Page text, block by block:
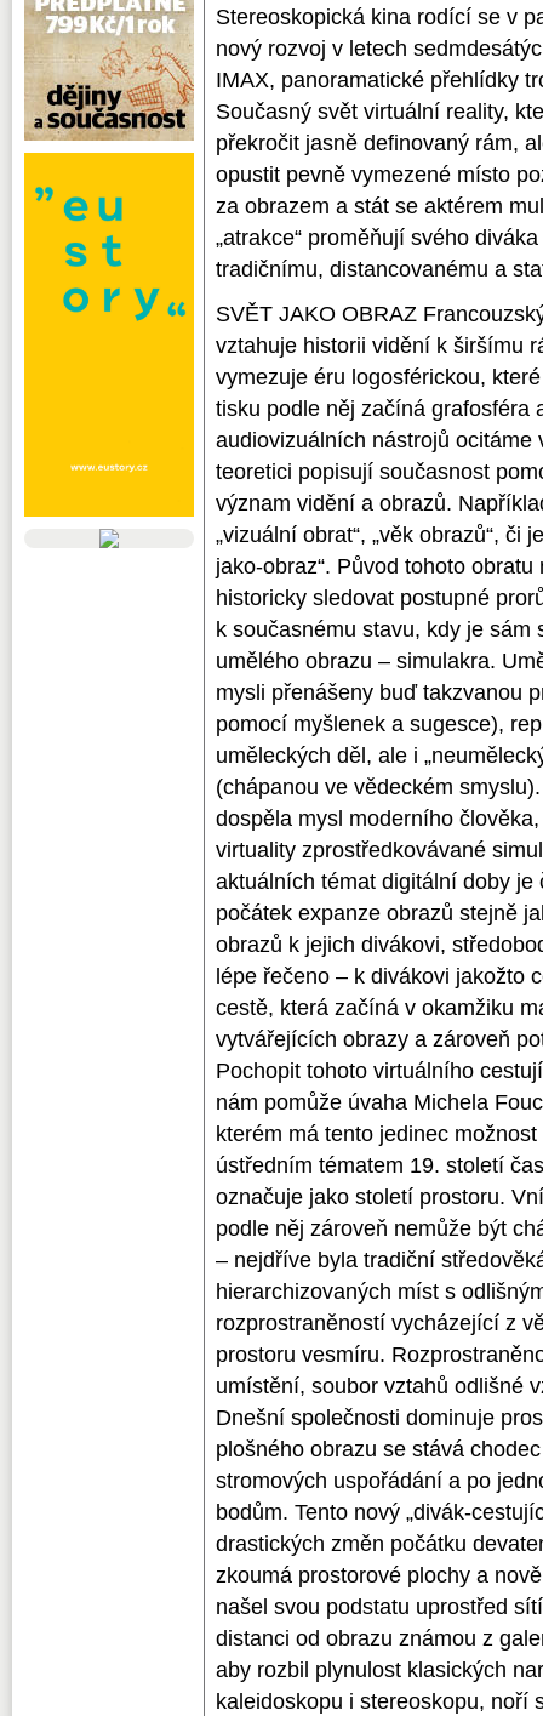
Stereoskopická kina rodící se v
nový rozvoj v letech
IMAX, panoramatické přehlídky
Současný svět virtuální reality,
překročit jasně definovaný rám,
opustit pevně vymezené místo
za obrazem a stát se aktérem
„atrakce“ proměňují svého
tradičnímu, distancovanému a
SVĚT JAKO OBRAZ
vztahuje historii vidění k širšímu
vymezuje éru logosférickou,
tisku podle něj začíná grafosféra
audiovizuálních nástrojů ocitáme
teoretici popisují současnost
význam vidění a obrazů.
„vizuální obrat“, „věk obrazů“, či
jako-obraz“. Původ tohoto
historicky sledovat postupné
k současnému stavu, kdy je sám
umělého obrazu – simulakra.
mysli přenášeny buď takzvanou
pomocí myšlenek a sugesce),
uměleckých děl, ale i
(chápanou ve vědeckém
dospěla mysl moderního
virtuality zprostředkovávané
aktuálních témat digitální doby je
počátek expanze obrazů stejně
obrazů k jejich divákovi,
lépe řečeno – k divákovi jakožto
cestě, která začíná v okamžiku
vytvářejících obrazy a zároveň
Pochopit tohoto virtuálního
nám pomůže úvaha Michela
kterém má tento jedinec
ústředním tématem 19. století
označuje jako století prostoru.
podle něj zároveň nemůže být
– nejdříve byla tradiční
hierarchizovaných míst s
rozprostraněností vycházející z
prostoru vesmíru.
umístění, soubor vztahů odlišné
Dnešní společnosti dominuje
plošného obrazu se stává
stromových uspořádání a po
bodům. Tento nový „divák-
drastických změn počátku
zkoumá prostorové plochy a
našel svou podstatu uprostřed
distanci od obrazu známou z
aby rozbil plynulost klasických
kaleidoskopu i stereoskopu, noří